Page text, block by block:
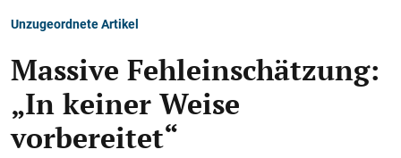
Unzugeordnete Artikel
Massive Fehleinschätzung:
„In keiner Weise
vorbereitet“